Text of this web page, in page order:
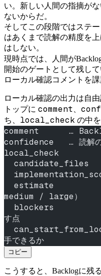
い。新しい人間の指摘が
ないからだ。
そしてこの段階ではステ
はあくまで読解の精度を
はしない。
現時点では、人間が
開始のゲートとして残して
ローカル確認コメントを
ローカル確認の出力は自
トップに comment
ち、 local_check の中
comment      …
confidence   … 読解の
local_check
candidate_files
medium / large）
す点
手できるか
コピー
こうすると、Backlogに残